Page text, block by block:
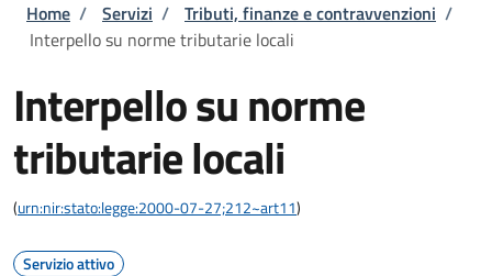
Briciole di pane
Home / Servizi / Tributi, finanze e contravvenzioni /
Interpello su norme tributarie locali
Interpello su norme
tributarie locali
(urn:nir:stato:legge:2000-07-27;212~art11)
Servizio attivo